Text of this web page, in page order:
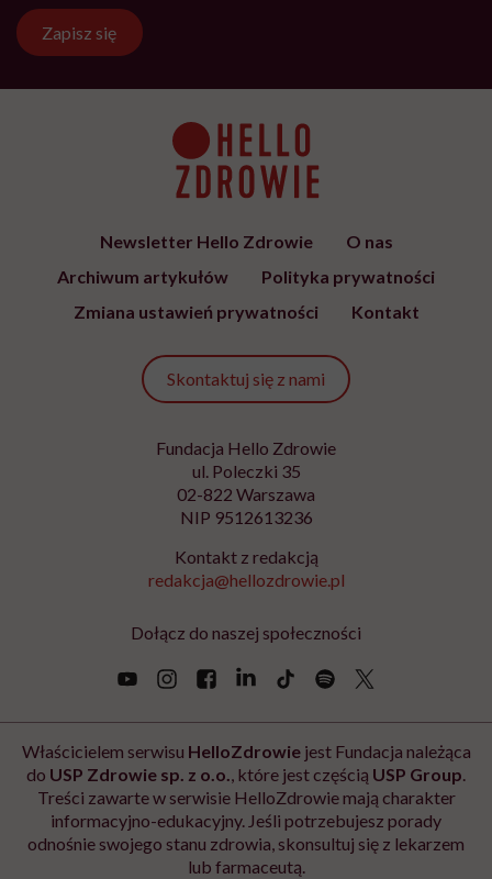
Zapisz się
Newsletter Hello Zdrowie
O nas
Archiwum artykułów
Polityka prywatności
Zmiana ustawień prywatności
Kontakt
Skontaktuj się z nami
Fundacja Hello Zdrowie
ul. Poleczki 35
02-822 Warszawa
NIP 9512613236
Kontakt z redakcją
redakcja@hellozdrowie.pl
Dołącz do naszej społeczności
Właścicielem serwisu HelloZdrowiejest Fundacja należąca
do USP Zdrowie sp. z o.o., które jest częścią USP Group.
Treści zawarte w serwisie HelloZdrowie mają charakter
informacyjno-edukacyjny. Jeśli potrzebujesz porady
odnośnie swojego stanu zdrowia, skonsultuj się z lekarzem
lub farmaceutą.